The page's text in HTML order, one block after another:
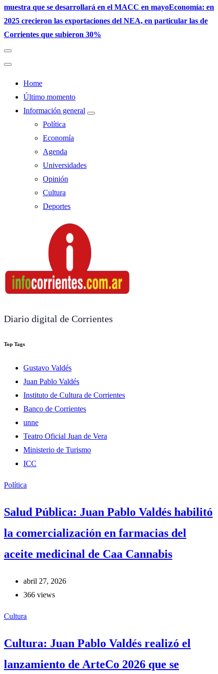
muestra que se desarrollará en el MACC en mayoEconomía: en
2025 crecieron las exportaciones del NEA, en particular las de
Corrientes que subieron 30%
Home
Último momento
Información general
Política
Economía
Agenda
Universidades
Opinión
Cultura
Deportes
Diario digital de Corrientes
Top Tags
Gustavo Valdés
Juan Pablo Valdés
Instituto de Cultura de Corrientes
Banco de Corrientes
unne
Teatro Oficial Juan de Vera
Ministerio de Turismo
ICC
Política
Salud Pública: Juan Pablo Valdés habilitó
la comercialización en farmacias del
aceite medicinal de Caa Cannabis
abril 27, 2026
366 views
Cultura
Cultura: Juan Pablo Valdés realizó el
lanzamiento de ArteCo 2026 que se